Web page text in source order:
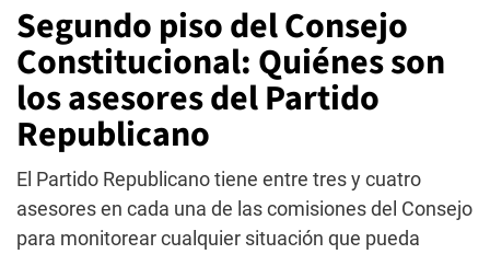
Segundo piso del Consejo
Constitucional: Quiénes son
los asesores del Partido
Republicano
El Partido Republicano tiene entre tres y cuatro
asesores en cada una de las comisiones del Consejo
para monitorear cualquier situación que pueda